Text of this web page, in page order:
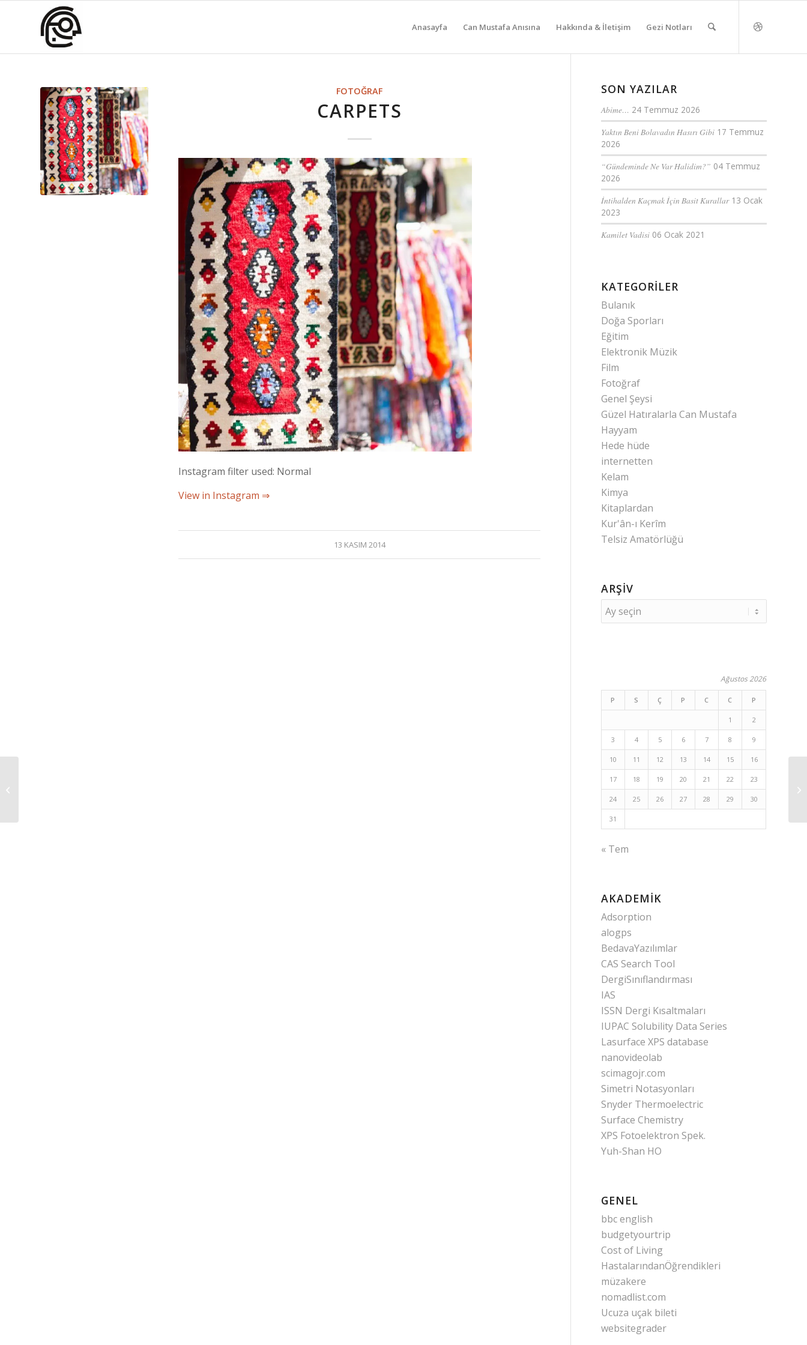
Anasayfa Can Mustafa Anısına Hakkında & İletişim Gezi Notları
FOTOĞRAF
CARPETS
Instagram filter used: Normal
View in Instagram ⇒
13 KASIM 2014
SON YAZILAR
Abime… 24 Temmuz 2026
Yaktın Beni Bolavadın Hasırı Gibi 17 Temmuz
2026
“Gündeminde Ne Var Halidim?” 04 Temmuz
2026
İntihalden Kaçmak İçin Basit Kurallar 13 Ocak
2023
Kamilet Vadisi 06 Ocak 2021
KATEGORILER
Bulanık
Doğa Sporları
Eğitim
Elektronik Müzik
Film
Fotoğraf
Genel Şeysi
Güzel Hatıralarla Can Mustafa
Hayyam
Hede hüde
internetten
Kelam
Kimya
Kitaplardan
Kur'ân-ı Kerîm
Telsiz Amatörlüğü
ARŞIV
Ağustos 2026
P S Ç P C C P
1 2
3 4 5 6 7 8 9
10 11 12 13 14 15 16
17 18 19 20 21 22 23
24 25 26 27 28 29 30
31
« Tem
AKADEMIK
Adsorption
alogps
BedavaYazılımlar
CAS Search Tool
DergiSınıflandırması
IAS
ISSN Dergi Kısaltmaları
IUPAC Solubility Data Series
Lasurface XPS database
nanovideolab
scimagojr.com
Simetri Notasyonları
Snyder Thermoelectric
Surface Chemistry
XPS Fotoelektron Spek.
Yuh-Shan HO
GENEL
bbc english
budgetyourtrip
Cost of Living
HastalarındanÖğrendikleri
müzakere
nomadlist.com
Ucuza uçak bileti
websitegrader